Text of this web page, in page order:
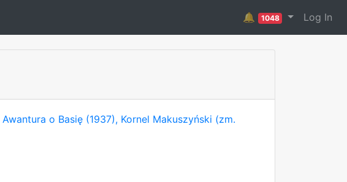
🔔 1048 Log In
Awantura o Basię (1937), Kornel Makuszyński (zm.